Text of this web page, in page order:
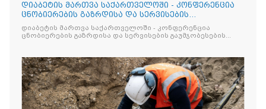
დიაბეტის მართვა საქართველოში - კონფერენცია
ცნობიერების გაზრდისა და სერვისების
გაუმჯობესების მიზნით
დიაბეტის მართვა საქართველოში - კონფერენცია
ცნობიერების გაზრდისა და სერვისების გაუმჯობესების